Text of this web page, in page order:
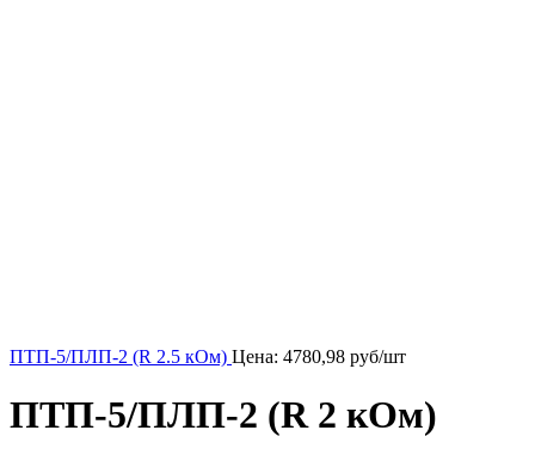
ПТП-5/ПЛП-2 (R 2.5 кОм) Цена: 4780,98 руб/шт
ПТП-5/ПЛП-2 (R 2 кОм)